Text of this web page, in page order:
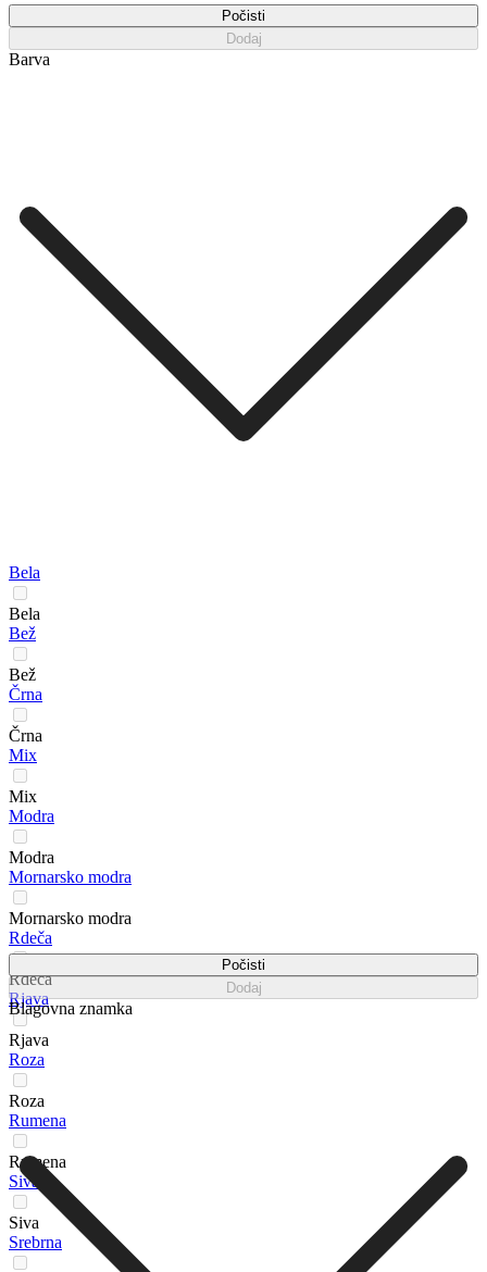
Počisti
Dodaj
Barva
Bela
Bela
Bež
Bež
Črna
Črna
Mix
Mix
Modra
Modra
Mornarsko modra
Mornarsko modra
Rdeča
Rdeča
Rjava
Rjava
Roza
Roza
Rumena
Rumena
Siva
Siva
Srebrna
Počisti
Dodaj
Blagovna znamka